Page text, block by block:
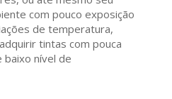
com pouco exposição
de temperatura,
tintas com pouca
baixo nível de